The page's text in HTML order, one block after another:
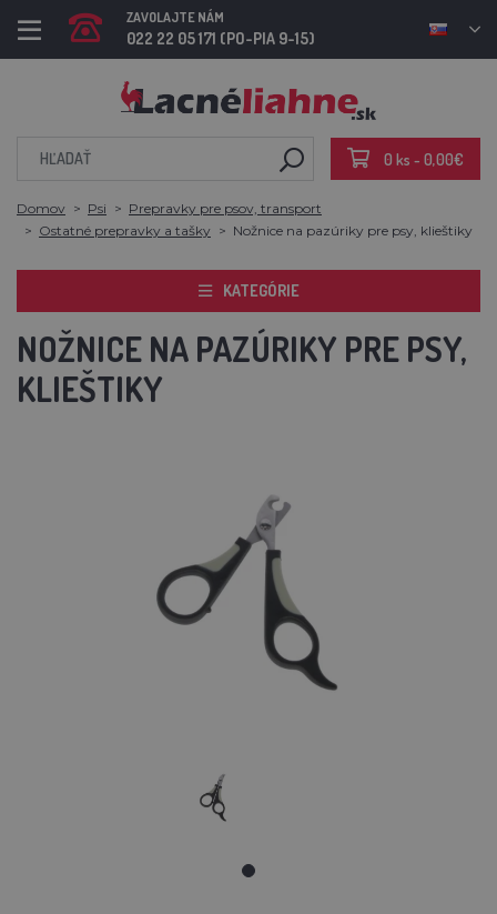
ZAVOLAJTE NÁM
022 22 05 171 (PO-PIA 9-15)
0 ks - 0,00€
Domov Psi
Prepravky pre psov, transport
Ostatné prepravky a tašky
Nožnice na pazúriky pre psy, klieštiky
KATEGÓRIE
NOŽNICE NA PAZÚRIKY PRE PSY,
KLIEŠTIKY